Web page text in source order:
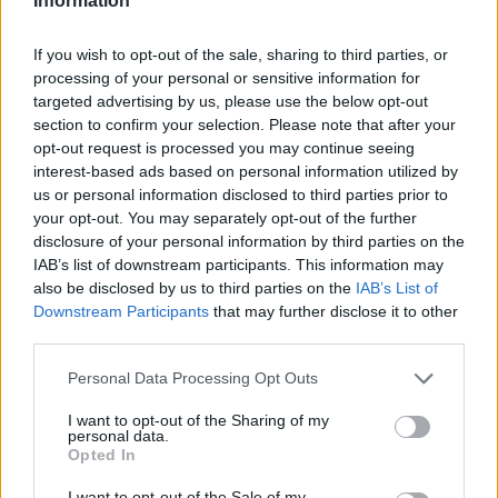
If you wish to opt-out of the sale, sharing to third parties, or
processing of your personal or sensitive information for
targeted advertising by us, please use the below opt-out
section to confirm your selection. Please note that after your
opt-out request is processed you may continue seeing
interest-based ads based on personal information utilized by
us or personal information disclosed to third parties prior to
your opt-out. You may separately opt-out of the further
disclosure of your personal information by third parties on the
IAB’s list of downstream participants. This information may
also be disclosed by us to third parties on the IAB’s List of
Downstream Participants that may further disclose it to other
Please note that this website/app uses one or more Google
not limited to your visit or usage behaviour. You may click to
grant or deny consent to Google and its third-party tags to
use your data for below specified purposes in below Google
consent section.
Personal Data Processing Opt Outs
I want to opt-out of the Sharing of my
personal data.
Opted In
come il sabato o la domenica, per dedicarsi alla
possibile preparare una varietà di piatti da
consumare durante la settimana. Utilizzare
contenitori riutilizzabili per suddividere i pasti per
giorno è essenziale. Inoltre, è consigliabile cucinare
in grandi quantità per poter congelare porzioni
extra, garantendo così una riserva di pasti sani per
i giorni più impegnativi.
Variazione e creatività in cucina
mangiare, è importante variare gli ingredienti e le
preparazioni. Ad esempio, i legumi possono essere
utilizzati in diverse forme: i ceci possono essere